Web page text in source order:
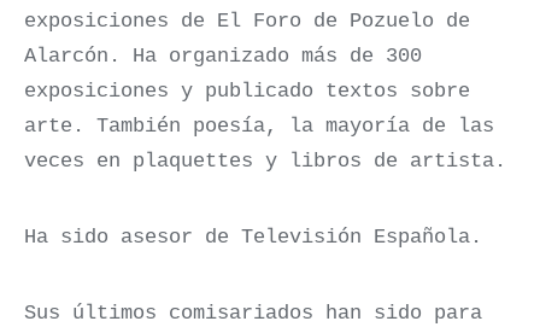
exposiciones de El Foro de Pozuelo de
Alarcón. Ha organizado más de 300
exposiciones y publicado textos sobre
arte. También poesía, la mayoría de las
veces en plaquettes y libros de artista.
Ha sido asesor de Televisión Española.
Sus últimos comisariados han sido para